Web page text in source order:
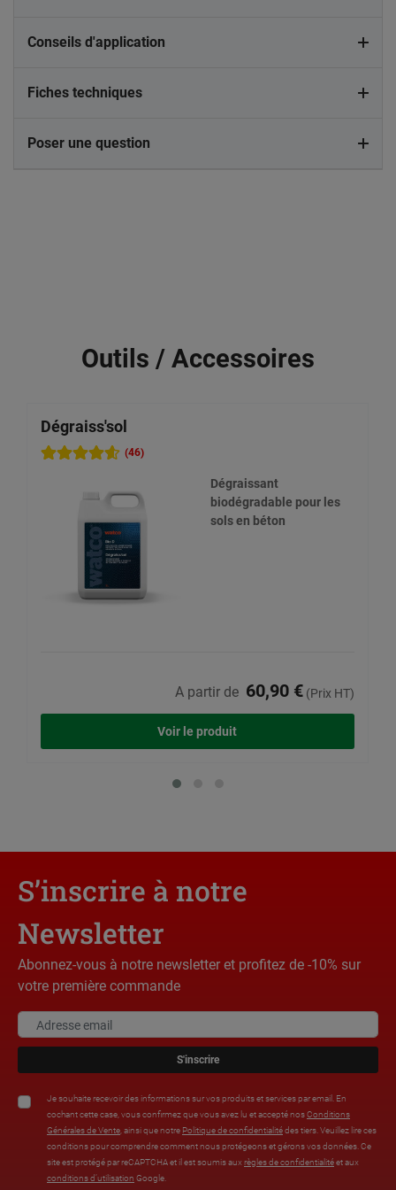
Conseils d'application
Fiches techniques
Poser une question
Outils / Accessoires
Dégraiss'sol
(46)
Dégraissant
biodégradable pour les
sols en béton
A partir de 60,90 €(Prix HT)
Voir le produit
S’inscrire à notre
Newsletter
Abonnez-vous à notre newsletter et profitez de -10% sur
votre première commande
S'inscrire
Je souhaite recevoir des informations sur vos produits et services par email. En
cochant cette case, vous confirmez que vous avez lu et accepté nosConditions
Générales de Vente , ainsi que notre Politique de confidentialitédes tiers. Veuillez lire ces
conditions pour comprendre comment nous protégeons et gérons vos données. Ce
site est protégé par reCAPTCHA et il est soumis aux règles de confidentialitéet aux
conditions d’utilisation Google.